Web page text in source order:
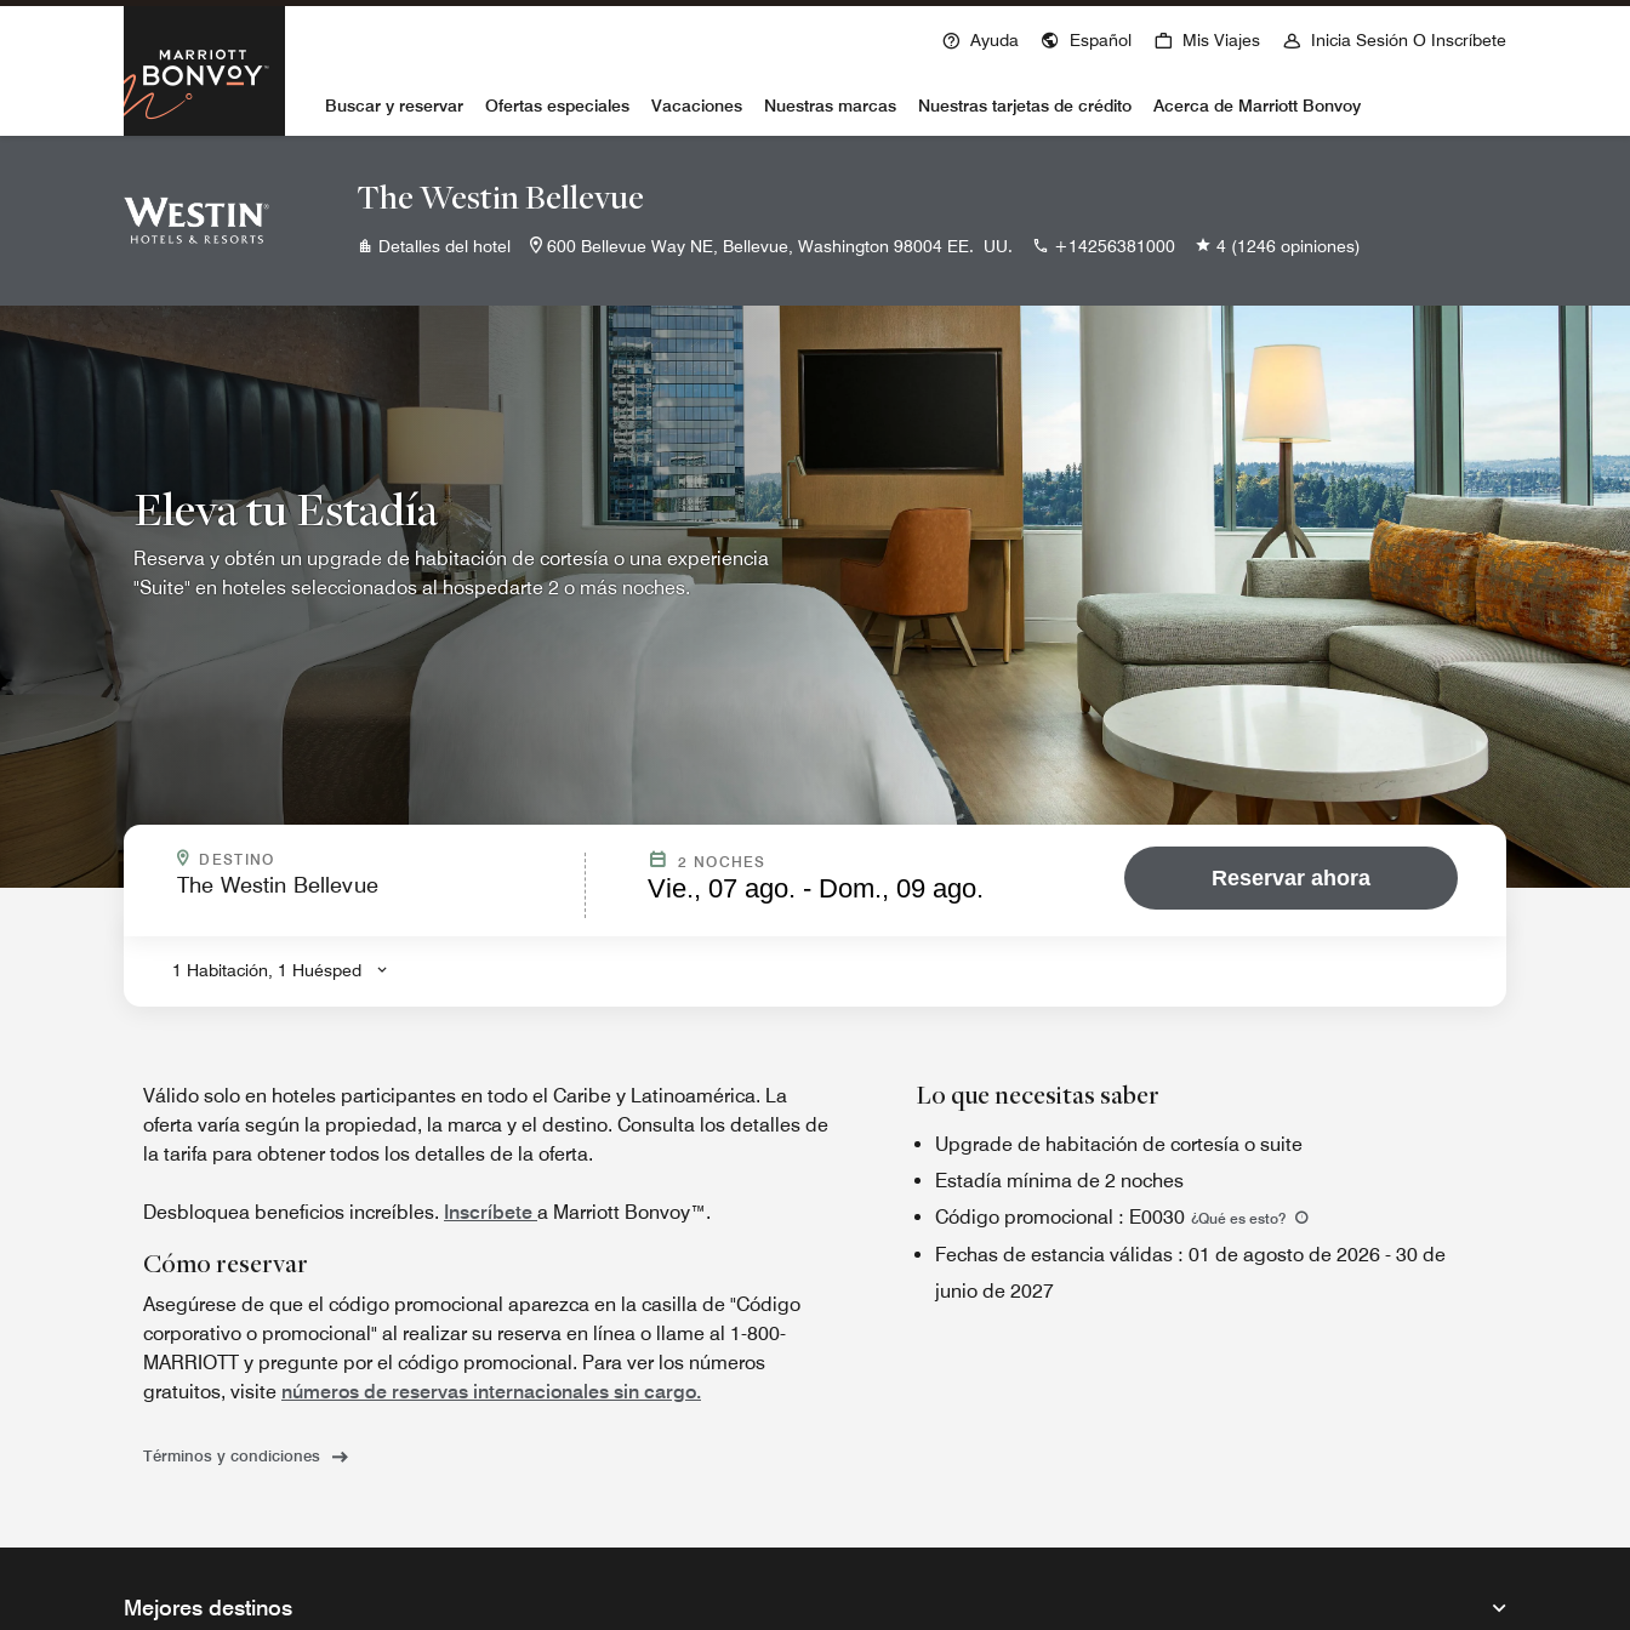
Skip to Content
Marriott Bonvoy
Ayuda Español Mis Viajes Inicia Sesión O Inscríbete
Buscar y reservar Ofertas especiales Vacaciones Nuestras marcas Nuestras tarjetas de crédito Acerca de Marriott Bonvoy
The Westin Bellevue
Detalles del hotel 600 Bellevue Way NE, Bellevue, Washington 98004 EE. UU. +14256381000 4 (1246 opiniones)
Eleva tu Estadía
Reserva y obtén un upgrade de habitación de cortesía o una experiencia
"Suite" en hoteles seleccionados al hospedarte 2 o más noches.
DESTINO
.
2 NOCHES
Vie., 07 ago. - Dom., 09 ago.
1 Habitación, 1 Huésped
Reservar ahora
Válido solo en hoteles participantes en todo el Caribe y Latinoamérica. La
oferta varía según la propiedad, la marca y el destino. Consulta los detalles de
la tarifa para obtener todos los detalles de la oferta.
Desbloquea beneficios increíbles. Inscríbete a Marriott Bonvoy™.
Cómo reservar
Asegúrese de que el código promocional aparezca en la casilla de "Código
corporativo o promocional" al realizar su reserva en línea o llame al 1-800-
MARRIOTT y pregunte por el código promocional. Para ver los números
gratuitos, visite números de reservas internacionales sin cargo.
Términos y condiciones
Lo que necesitas saber
Upgrade de habitación de cortesía o suite
Estadía mínima de 2 noches
Código promocional : E0030 ¿Qué es esto?
Fechas de estancia válidas : 01 de agosto de 2026 - 30 de
junio de 2027
Mejores destinos